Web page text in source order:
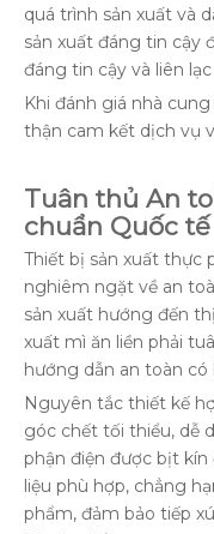
quá trình sản xuất và
sản xuất đáng tin cậy
đáng tin cậy và liên
Khi đánh giá nhà
thận cam kết dịch vụ
Tuân thủ An
chuẩn Quốc tế
Thiết bị sản xuất thực
nghiêm ngặt về an
sản xuất hướng đến
xuất mì ăn liền phải
hướng dẫn an toàn có
Nguyên tắc thiết kế
góc chết tối thiểu, dễ
phận điện được bịt
liệu phù hợp, chẳng
phẩm, đảm bảo tiếp